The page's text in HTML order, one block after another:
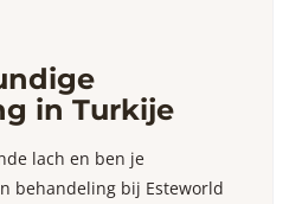
in Turkije
lach en ben je
behandeling bij Esteworld